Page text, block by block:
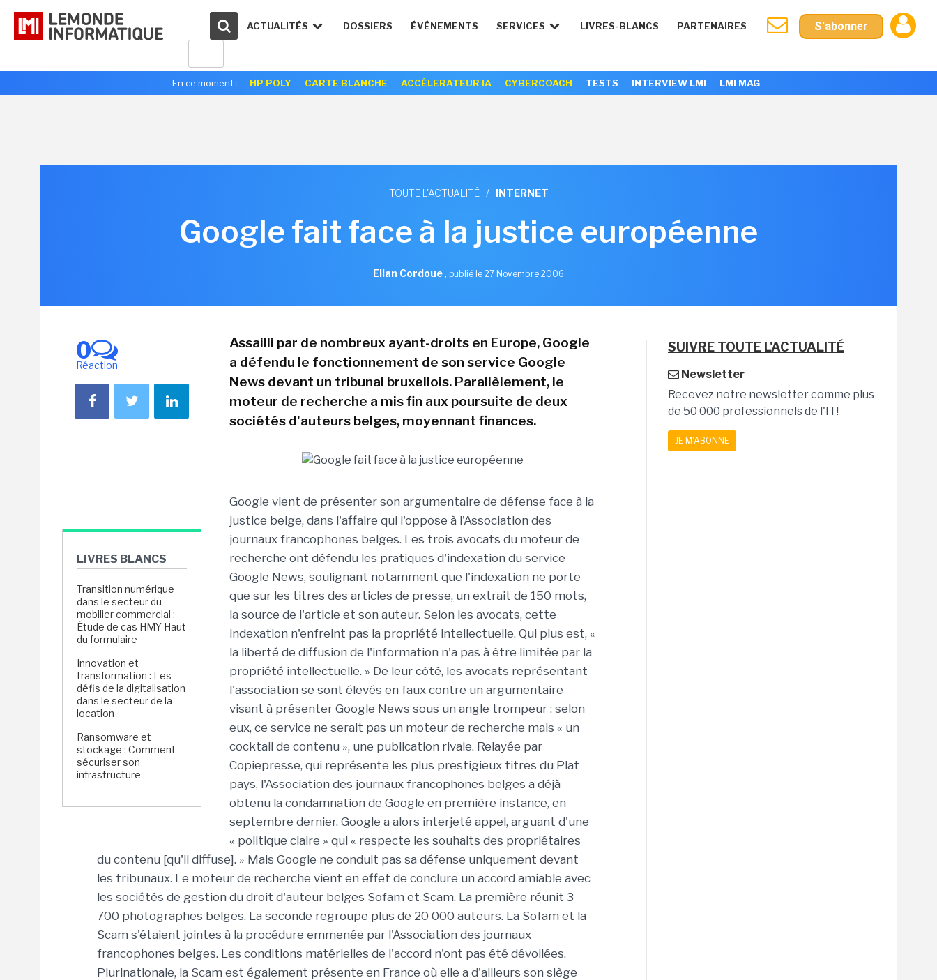
ACTUALITÉS DOSSIERS ÉVÉNEMENTS SERVICES LIVRES-BLANCS PARTENAIRES S'abonner
En ce moment : HP POLY CARTE BLANCHE ACCÉLERATEUR IA CYBERCOACH TESTS INTERVIEW LMI LMI MAG
TOUTE L'ACTUALITÉ / INTERNET
Google fait face à la justice européenne
Elian Cordoue, publié le 27 Novembre 2006
0
Réaction
LIVRES BLANCS
Transition numérique
dans le secteur du
mobilier commercial :
Étude de cas HMY Haut
du formulaire
Innovation et
transformation : Les
défis de la digitalisation
dans le secteur de la
location
Ransomware et
stockage : Comment
sécuriser son
infrastructure
Assailli par de nombreux ayant-droits en Europe, Google
a défendu le fonctionnement de son service Google
News devant un tribunal bruxellois. Parallèlement, le
moteur de recherche a mis fin aux poursuite de deux
sociétés d'auteurs belges, moyennant finances.
Google vient de présenter son argumentaire de défense face à la
justice belge, dans l'affaire qui l'oppose à l'Association des
journaux francophones belges. Les trois avocats du moteur de
recherche ont défendu les pratiques d'indexation du service
Google News, soulignant notamment que l'indexation ne porte
que sur les titres des articles de presse, un extrait de 150 mots,
la source de l'article et son auteur. Selon les avocats, cette
indexation n'enfreint pas la propriété intellectuelle. Qui plus est, «
la liberté de diffusion de l'information n'a pas à être limitée par la
propriété intellectuelle. » De leur côté, les avocats représentant
l'association se sont élevés en faux contre un argumentaire
visant à présenter Google News sous un angle trompeur : selon
eux, ce service ne serait pas un moteur de recherche mais « un
cocktail de contenu », une publication rivale. Relayée par
Copiepresse, qui représente les plus prestigieux titres du Plat
pays, l'Association des journaux francophones belges a déjà
obtenu la condamnation de Google en première instance, en
septembre dernier. Google a alors interjeté appel, arguant d'une
« politique claire » qui « respecte les souhaits des propriétaires
du contenu [qu'il diffuse]. » Mais Google ne conduit pas sa défense uniquement devant
les tribunaux. Le moteur de recherche vient en effet de conclure un accord amiable avec
les sociétés de gestion du droit d'auteur belges Sofam et Scam. La première réunit 3
700 photographes belges. La seconde regroupe plus de 20 000 auteurs. La Sofam et la
Scam s'étaient jointes à la procédure emmenée par l'Association des journaux
francophones belges. Les conditions matérielles de l'accord n'ont pas été dévoilées.
Plurinationale, la Scam est également présente en France où elle a d'ailleurs son siège
SUIVRE TOUTE L'ACTUALITÉ
Newsletter
Recevez notre newsletter comme plus
de 50 000 professionnels de l'IT!
JE M'ABONNE